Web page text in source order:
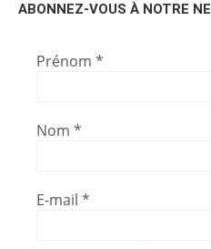
ABONNEZ-VOUS À NOTRE
Prénom *
Nom *
E-mail *